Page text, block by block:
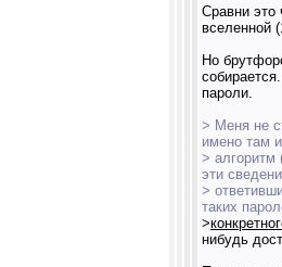
Сравни это
вселенной
Но
пароли.
> Меня не
имено там
> алгоритм
эти
>
таких
>
нибудь